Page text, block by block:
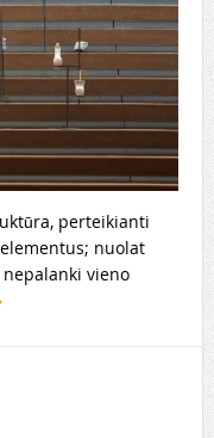
perteikianti
nuolat
vieno